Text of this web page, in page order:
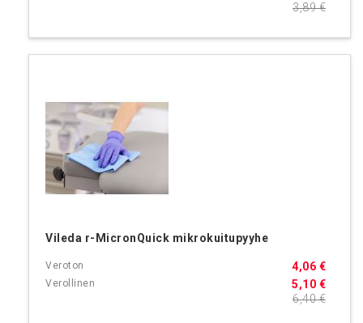
3,89 €
Vileda r-MicronQuick mikrokuitupyyhe
5,10 €
4,06 €
6,40 €